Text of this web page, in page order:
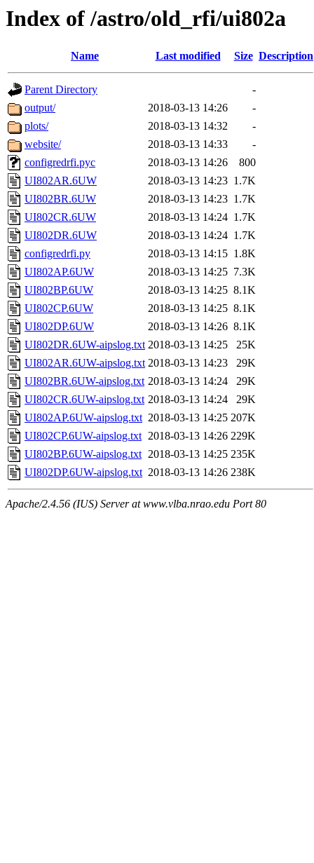
Index of /astro/old_rfi/ui802a
Name Last modified Size Description
Parent Directory
-
output/
2018-03-13 14:26
-
plots/
2018-03-13 14:32
-
website/
2018-03-13 14:33
-
configredrfi.pyc
2018-03-13 14:26
800
UI802AR.6UW
2018-03-13 14:23 1.7K
UI802BR.6UW
2018-03-13 14:23 1.7K
UI802CR.6UW
2018-03-13 14:24 1.7K
UI802DR.6UW
2018-03-13 14:24 1.7K
configredrfi.py
2018-03-13 14:15 1.8K
UI802AP.6UW
2018-03-13 14:25 7.3K
UI802BP.6UW
2018-03-13 14:25 8.1K
UI802CP.6UW
2018-03-13 14:25 8.1K
UI802DP.6UW
2018-03-13 14:26 8.1K
UI802DR.6UW-aipslog.txt 2018-03-13 14:25
25K
UI802AR.6UW-aipslog.txt 2018-03-13 14:23
29K
UI802BR.6UW-aipslog.txt 2018-03-13 14:24
29K
UI802CR.6UW-aipslog.txt 2018-03-13 14:24
29K
UI802AP.6UW-aipslog.txt 2018-03-13 14:25 207K
UI802CP.6UW-aipslog.txt 2018-03-13 14:26 229K
UI802BP.6UW-aipslog.txt 2018-03-13 14:25 235K
UI802DP.6UW-aipslog.txt 2018-03-13 14:26 238K
Apache/2.4.56 (IUS) Server at www.vlba.nrao.edu Port 80